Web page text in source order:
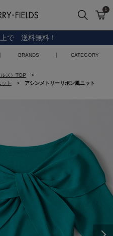
STRAWBERRY-FIELDS
検索 カ
1
で 送料無料！
BRANDS CATEGORY
ズ）TOP
ット アシンメトリーリボン風ニット